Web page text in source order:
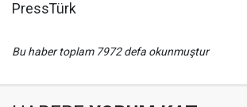
PressTürk
Bu haber toplam 7972 defa okunmuştur